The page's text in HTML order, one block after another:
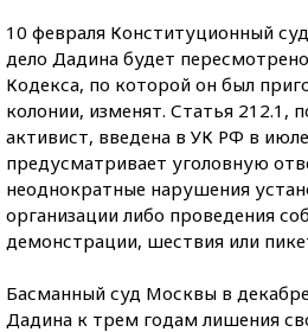
10 февраля Конституционный
дело Дадина будет
Кодекса, по которой он был
колонии, изменят. Статья 212.1,
активист, введена в УК РФ в
предусматривает уголовную
неоднократные нарушения
организации либо проведения
демонстрации, шествия или
Басманный суд Москвы в
Дадина к трем годам лишения